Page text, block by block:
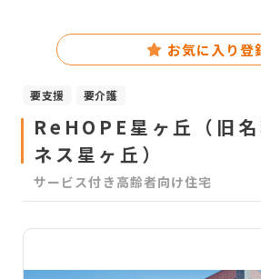
お気に入り登
要支援 要介護
ReHOPE星ヶ丘（旧
ネス星ヶ丘）
サービス付き高齢者向け住宅